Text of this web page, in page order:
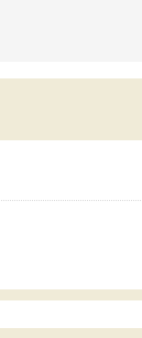
ばチェンジできます